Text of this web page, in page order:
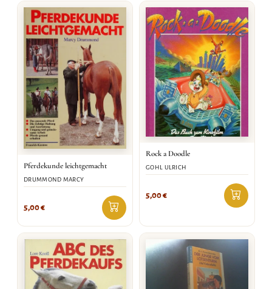
Pferdekunde leichtgemacht
DRUMMOND MARCY
5,00€
Rock a Doodle
GOHL ULRICH
5,00€